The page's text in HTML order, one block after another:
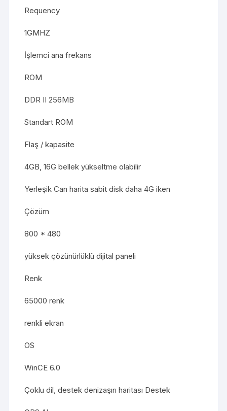
Requency
1GMHZ
İşlemci ana frekans
ROM
DDR II 256MB
Standart ROM
Flaş / kapasite
4GB, 16G bellek yükseltme olabilir
Yerleşik Can harita sabit disk daha 4G iken
Çözüm
800 * 480
yüksek çözünürlüklü dijital paneli
Renk
65000 renk
renkli ekran
OS
WinCE 6.0
Çoklu dil, destek denizaşırı haritası Destek